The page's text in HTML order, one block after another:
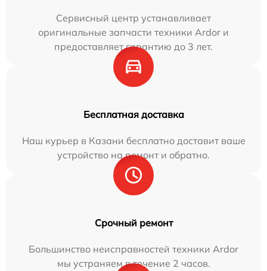
Сервисный центр устанавливает
оригинальные запчасти техники Ardor и
предоставляет гарантию до 3 лет.
Бесплатная доставка
Наш курьер в Казани бесплатно доставит ваше
устройство на ремонт и обратно.
Срочный ремонт
Большинство неисправностей техники Ardor
мы устраняем в течение 2 часов.